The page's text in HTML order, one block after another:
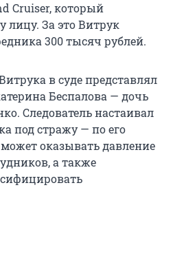
Cruiser, который
лицу. За это Витрук
300 тысяч рублей.
в суде представлял
Беспалова — дочь
Следователь настаивал
под стражу — по его
оказывать давление
а также